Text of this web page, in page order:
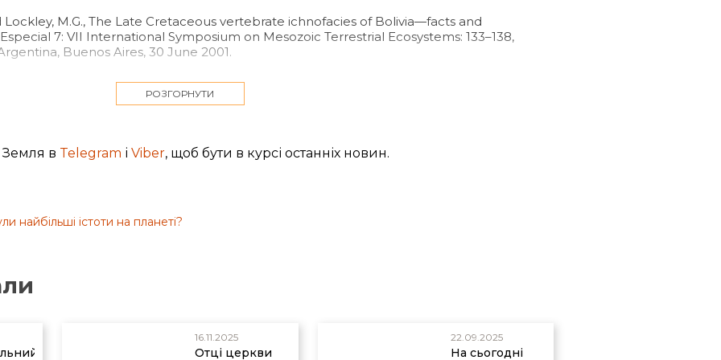
Lockley, M.G., The Late Cretaceous vertebrate ichnofacies of Bolivia—facts and
7: VII International Symposium on Mesozoic Terrestrial Ecosystems: 133–138,
Buenos Aires, 30 June 2001.
фаза Потопу) в біблійній геологічній моделі Тасмана Вокера;
Challenges and Mysteries: How the Genesis Flood makes sense of dinosaur
eggs, and scavenged bones, Creation Book Publishers, 2011;
РОЗГОРНУТИ
в Telegram іViber, щоб бути в курсі останніх новин.
найбільші істоти на планеті?
16.11.2025
Отці церкви
22.09.2025
На сьогодні